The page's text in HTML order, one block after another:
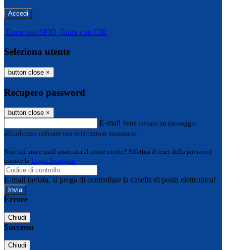
-
Entra con SPID Entra con CIE
Seleziona utente
button close ×
Recupero password
button close ×
E-mail Verrà inviato un messaggio
all'indirizzo indicato con le istruzioni necessarie.
Non hai una e-mail associata al nome utente? Effettua il reset della password
tramite la Login Spaggiari
E-mail inviata, si prega di controllare la casella di posta elettronica!
Errore
Chiudi
Successo
Chiudi